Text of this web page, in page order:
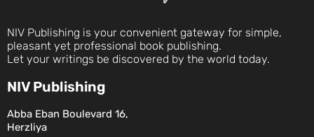
NIV Publishing is your convenient gateway for simple,
pleasant yet professional book publishing.
Let your writings be discovered by the world today.
NIV Publishing
Abba Eban Boulevard 16,
Herzliya